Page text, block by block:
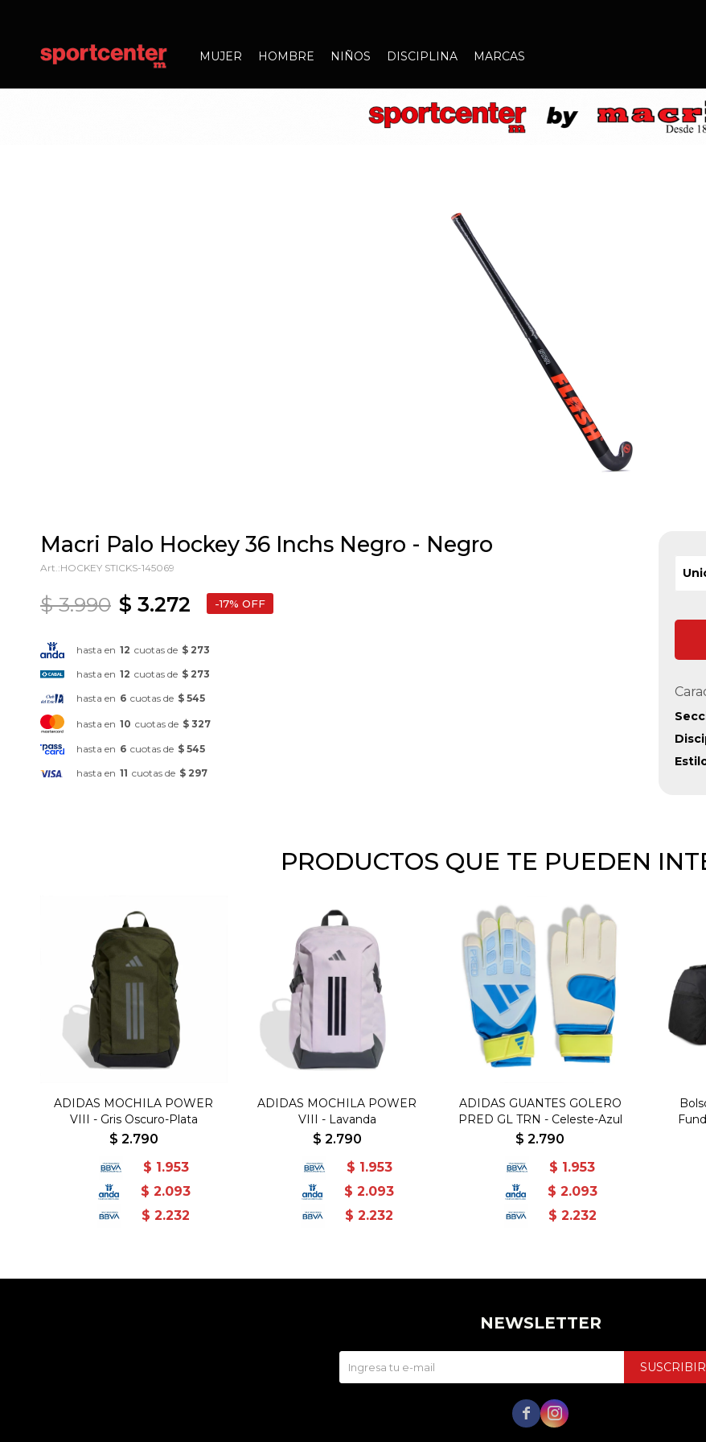
MUJER HOMBRE NIÑOS DISCIPLINA MARCAS
Macri Palo Hockey 36 Inchs Negro - Negro
HOCKEY STICKS-145069
$ 3.272
$ 3.990 17
hasta en 12 cuotas de $ 273
hasta en 12 cuotas de $ 273
hasta en 6 cuotas de $ 545
hasta en 10 cuotas de $ 327
hasta en 6 cuotas de $ 545
hasta en 11 cuotas de $ 297
PRODUCTOS QUE TE PUEDEN
ADIDAS MOCHILA POWER
VIII - Gris Oscuro-Plata
$ 2.790
$ 1.953
$ 2.093
$ 2.232
ADIDAS MOCHILA POWER
VIII - Lavanda
$ 2.790
$ 1.953
$ 2.093
$ 2.232
ADIDAS GUANTES GOLERO
PRED GL TRN - Celeste-Azul
$ 2.790
$ 1.953
$ 2.093
$ 2.232
NEWSLETTER
 